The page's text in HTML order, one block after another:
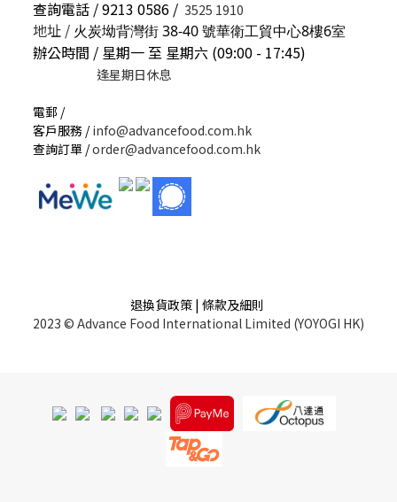
查詢電話 / 9213 0586 / 3525 1910
地址 / 火炭坳背灣街 38-40 號華衛工貿中心8樓6室
辦公時間 / 星期一 至 星期六 (09:00 - 17:45)
逢星期日休息
電郵 /
客戶服務 /info@advancefood.com.hk
查詢訂單 /order@advancefood.com.hk
退換貨政策 | 條款及細則
2023 © Advance Food International Limited (YOYOGI HK)